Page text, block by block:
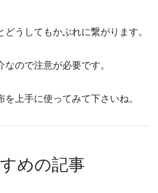
うしてもかぶれに繋がります。
ので注意が必要です。
上手に使ってみて下さいね。
めの記事